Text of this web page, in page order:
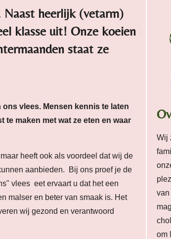
Naast heerlijk (vetarm)
klasse uit! Onze koeien
staat ze
vlees. Mensen kennis te laten
maken met wat ze eten en waar
heeft ook als voordeel dat wij de
aanbieden. Bij ons proef je de
vlees eet ervaart u dat het een
malser en beter van smaak is. Het
wij gezond en verantwoord
Wij
van
om